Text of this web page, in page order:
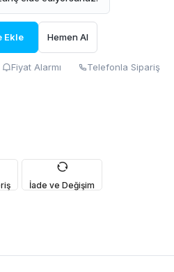
Ekle Hemen Al
Fiyat Alarmı Telefonla Sipariş
İade ve Değişim